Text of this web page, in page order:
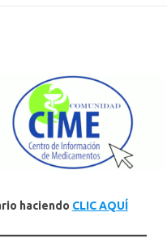
haciendo CLIC AQUÍ